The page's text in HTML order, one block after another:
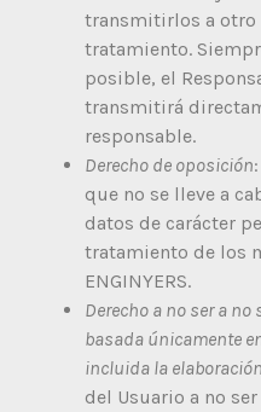
transmitirlos a otro
tratamiento.
posible, el
transmitirá
responsable.
Derecho de oposición
que no se lleve a
datos de carácter
tratamiento de los
ENGINYERS.
Derecho a no ser a
basada únicamente
incluida la
del Usuario a no